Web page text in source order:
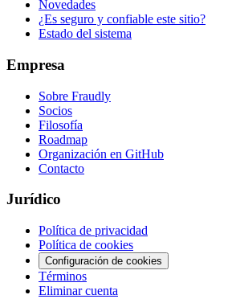
Novedades
¿Es seguro y confiable este sitio?
Estado del sistema
Empresa
Sobre Fraudly
Socios
Filosofía
Roadmap
Organización en GitHub
Contacto
Jurídico
Política de privacidad
Política de cookies
Configuración de cookies
Términos
Eliminar cuenta